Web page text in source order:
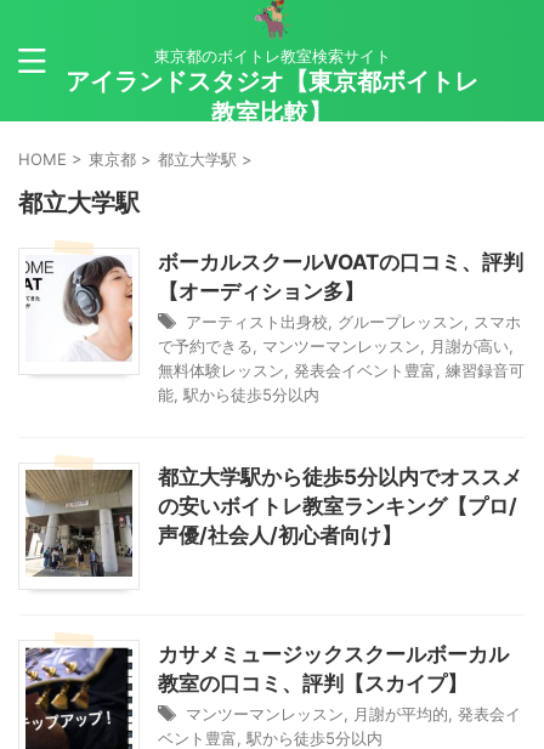
東京都のボイトレ教室検索サイト
アイランドスタジオ【東京都ボイトレ
教室比較】
HOME > 東京都 > 都立大学駅 >
都立大学駅
ボーカルスクールVOATの口コミ、評判
【オーディション多】
アーティスト出身校 グループレッスン
スマホ
で予約できる
マンツーマンレッスン 月謝が高い
無料体験レッスン 発表会イベント豊富 練習録音可
能 駅から徒歩5分以内
都立大学駅から徒歩5分以内でオススメ
の安いボイトレ教室ランキング【プロ/
声優/社会人/初心者向け】
カサメミュージックスクールボーカル
教室の口コミ、評判【スカイプ】
マンツーマンレッスン 月謝が平均的 発表会イ
ベント豊富 駅から徒歩5分以内